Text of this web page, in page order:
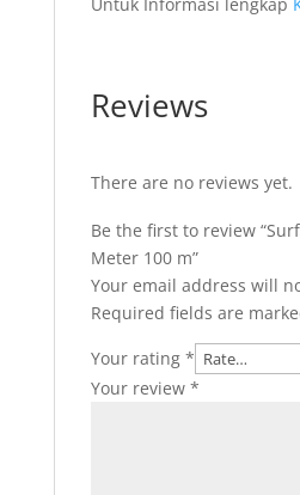
Reviews
There are no reviews yet.
Be the first to review
Meter 100 m”
Your email address will
Required fields are
Your rating *
Your review *